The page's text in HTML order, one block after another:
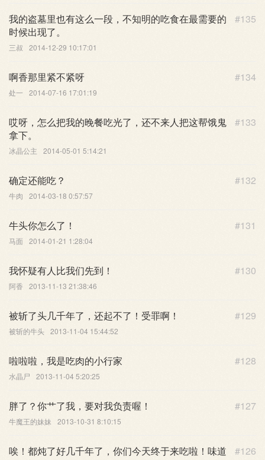
#135
我的盗墓里也有这么一段，不知明的吃食在最需要的
时候出现了。
三叔 2014-12-29 10:17:01
#134
啊香那里紧不紧呀
处一 2014-07-16 17:01:19
#133
哎呀，怎么把我的晚餐吃光了，还不来人把这帮饿鬼
拿下。
冰晶公主 2014-05-01 5:14:21
#132
确定还能吃？
牛肉 2014-03-18 0:57:57
#131
牛头你怎么了！
马面 2014-01-21 1:28:04
#130
我怀疑有人比我们先到！
阿香 2013-11-13 21:38:46
#129
被斩了头几千年了，还起不了！受罪啊！
被斩的牛头 2013-11-04 15:44:52
#128
啦啦啦，我是吃肉的小行家
水晶尸 2013-11-04 5:20:25
#127
胖了？你艹了我，要对我负责喔！
牛魔王的妹妹 2013-10-31 8:10:15
#126
唉！都炖了好几千年了，你们今天终于来吃啦！味道